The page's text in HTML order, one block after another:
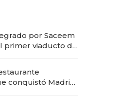
por Saceem
primer viaducto de
conquistó Madrid: